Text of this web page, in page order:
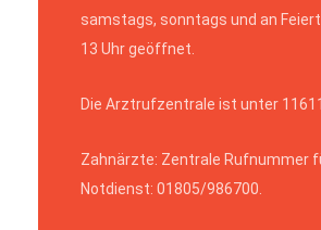
samstags, sonntags und an
13 Uhr geöffnet.
Die Arztrufzentrale ist unter
Zahnärzte: Zentrale Rufnummer
Notdienst: 01805/986700.